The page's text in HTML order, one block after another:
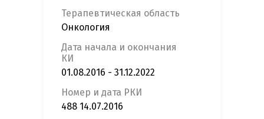
Терапевтическая область
Онкология
Дата начала и окончания
КИ
01.08.2016 - 31.12.2022
Номер и дата РКИ
488 14.07.2016